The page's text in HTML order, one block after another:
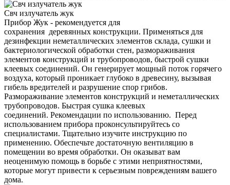
Свч излучатель жук
Прибор Жук - рекомендуется для
сохранения деревянных конструкции. Применяться для
дезинфекции неметаллических элементов склада, сушки и
бактериологической обработки стен, размораживания
элементов конструкций и трубопроводов, быстрой сушки
клеевых соединений. Он генерирует мощный поток горячего
воздуха, который проникает глубоко в древесину, вызывая
гибель вредителей и разрушение спор грибов.
Размораживание элементов конструкций и неметаллических
трубопроводов. Быстрая сушка клеевых
соединений. Рекомендации по использованию. Перед
использованием прибора проконсультируйтесь со
специалистами. Тщательно изучите инструкцию по
применению. Обеспечьте достаточную вентиляцию в
помещении во время обработки. Он оказыват вам
неоценимую помощь в борьбе с этими неприятностями,
которые могут привести к серьезным повреждениям вашего
дома.